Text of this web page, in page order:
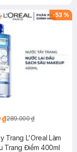
-53 %
₫289.000 ₫
Trang L'Oreal Làm
Trang Điểm 400ml